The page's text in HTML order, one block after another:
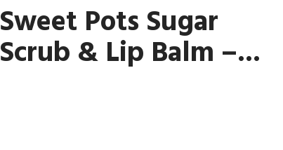
Sweet Pots Sugar
Scrub & Lip Balm –...